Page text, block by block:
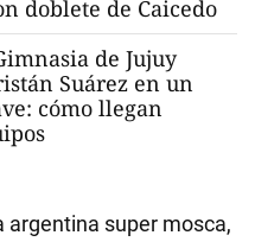
doblete de Caicedo
de Jujuy
Suárez en un
cómo llegan
argentina super mosca,